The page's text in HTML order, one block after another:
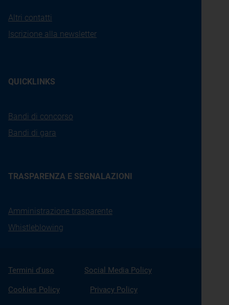
Altri contatti
Iscrizione alla newsletter
QUICKLINKS
Bandi di concorso
Bandi di gara
TRASPARENZA E SEGNALAZIONI
Amministrazione trasparente
Whistleblowing
Termini d'uso Social Media Policy
Cookies Policy Privacy Policy